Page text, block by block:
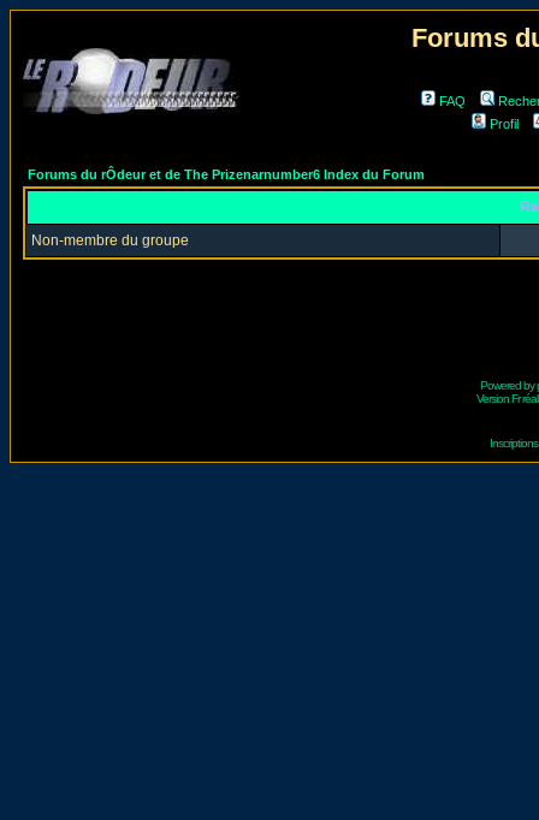
Forums
FAQ
Profil
Forums du rÔdeur et de The Prizenarnumber6 Index du Forum
Non-membre du groupe
Powered by
Version Fr